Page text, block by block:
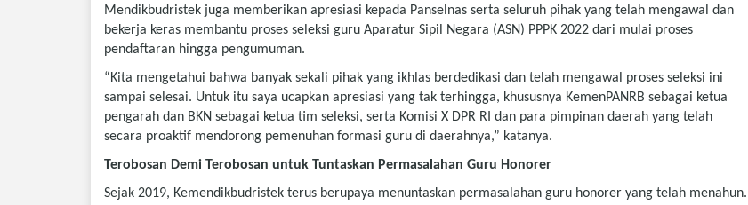
Mendikbudristek juga memberikan apresiasi kepada Panselnas serta seluruh pihak yang telah mengawal dan
bekerja keras membantu proses seleksi guru Aparatur Sipil Negara (ASN) PPPK 2022 dari mulai proses
pendaftaran hingga pengumuman.
“Kita mengetahui bahwa banyak sekali pihak yang ikhlas berdedikasi dan telah mengawal proses seleksi ini
sampai selesai. Untuk itu saya ucapkan apresiasi yang tak terhingga, khususnya KemenPANRB sebagai ketua
pengarah dan BKN sebagai ketua tim seleksi, serta Komisi X DPR RI dan para pimpinan daerah yang telah
secara proaktif mendorong pemenuhan formasi guru di daerahnya,” katanya.
Terobosan Demi Terobosan untuk Tuntaskan Permasalahan Guru Honorer
Sejak 2019, Kemendikbudristek terus berupaya menuntaskan permasalahan guru honorer yang telah menahun.